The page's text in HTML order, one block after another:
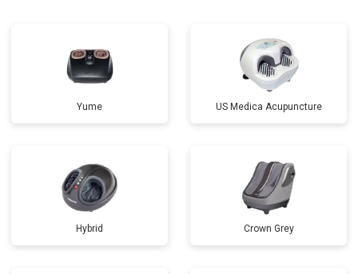
Yume US Medica Acupuncture
Hybrid Crown Grey